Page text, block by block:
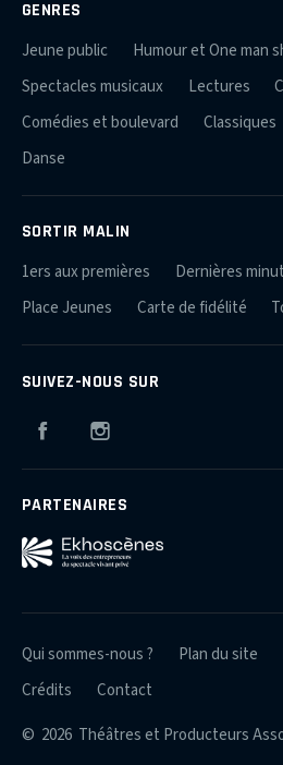
GENRES
Jeune public
Humour et One man
Spectacles musicaux
Lectures
Comédies et boulevard
Classiques
Danse
SORTIR MALIN
1ers aux premières Dernières
Place Jeunes
Carte de fidélité
SUIVEZ-NOUS SUR
Facebook
PARTENAIRES
© 2026 Théâtres et Producteurs
Qui sommes-nous ? Plan du site
Crédits
Contact